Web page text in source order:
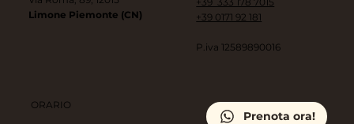
Limone Piemonte (CN)
ORARIO
+39 0171 92 181
P.iva 12589890016
Prenota ora!